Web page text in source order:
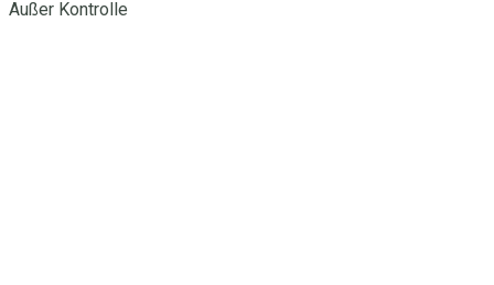
Außer Kontrolle